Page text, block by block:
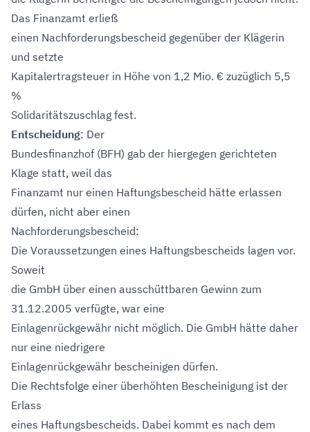
Das Finanzamt erließ
einen Nachforderungsbescheid gegenüber der Klägerin
und setzte
Kapitalertragsteuer in Höhe von 1,2 Mio. € zuzüglich 5,5
%
Solidaritätszuschlag fest.
Entscheidung: Der
Bundesfinanzhof (BFH) gab der hiergegen gerichteten
Klage statt, weil das
Finanzamt nur einen Haftungsbescheid hätte erlassen
dürfen, nicht aber einen
Nachforderungsbescheid:
Die Voraussetzungen eines Haftungsbescheids lagen vor.
Soweit
die GmbH über einen ausschüttbaren Gewinn zum
31.12.2005 verfügte, war eine
Einlagenrückgewähr nicht möglich. Die GmbH hätte daher
nur eine niedrigere
Einlagenrückgewähr bescheinigen dürfen.
Die Rechtsfolge einer überhöhten Bescheinigung ist der
Erlass
eines Haftungsbescheids. Dabei kommt es nach dem